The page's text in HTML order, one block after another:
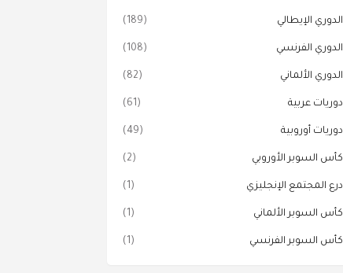
الدوري الإيطالي (189)
الدوري الفرنسي (108)
الدوري الألماني (82)
دوريات عربية (61)
دوريات أوروبية (49)
كأس السوبر الأوروبي (2)
درع المجتمع الإنجليزي (1)
كأس السوبر الألماني (1)
كأس السوبر الفرنسي (1)